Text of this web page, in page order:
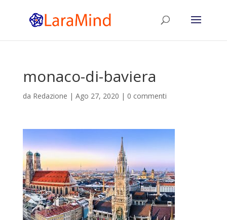
monaco-di-baviera
da Redazione | Ago 27, 2020 | 0 commenti